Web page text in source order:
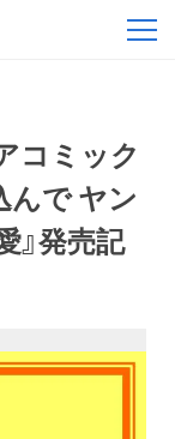
コミック
んで ヤン
』発売記